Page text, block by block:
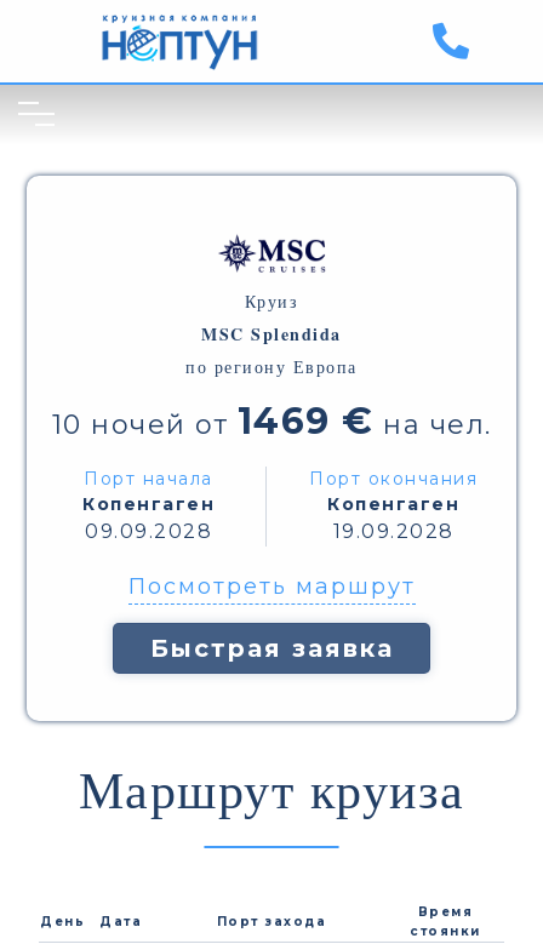
Круиз
MSC Splendida
по региону Европа
10 ночей от 1469 € на чел.
Порт начала
Копенгаген
09.09.2028
Порт окончания
Копенгаген
19.09.2028
Посмотреть маршрут
Быстрая заявка
Маршрут круиза
День Дата Порт захода
Время
стоянки